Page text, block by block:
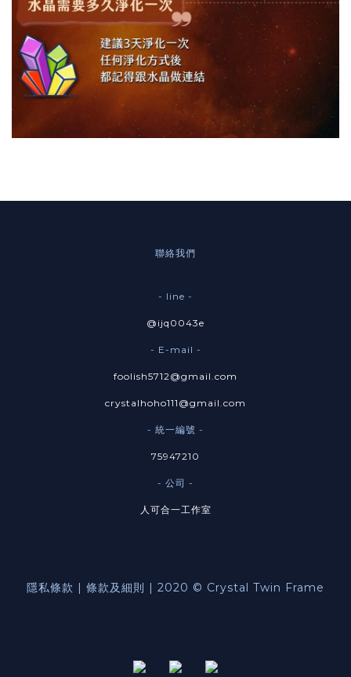
聯絡我們
- line -
@ijq0043e
- E-mail -
foolish5712@gmail.com
crystalhoho111@gmail.com
- 統一編號 -
75947210
- 公司 -
人可合一工作室
隱私條款 | 條款及細則 | 2020 © Crystal Twin Frame